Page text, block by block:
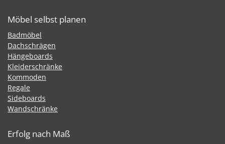
Möbel selbst planen
Badmöbel
Dachschrägen
Hängeboards
Kleiderschränke
Kommoden
Regale
Sideboards
Wandschränke
Erfolg nach Maß